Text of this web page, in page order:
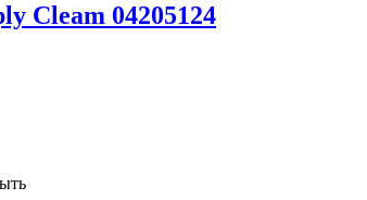
Cleam 04205124